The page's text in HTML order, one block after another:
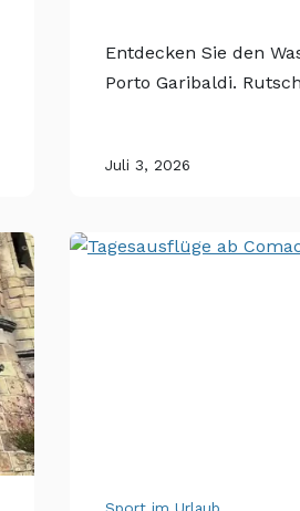
Entdecken Sie den
Porto Garibaldi.
Juli 3, 2026